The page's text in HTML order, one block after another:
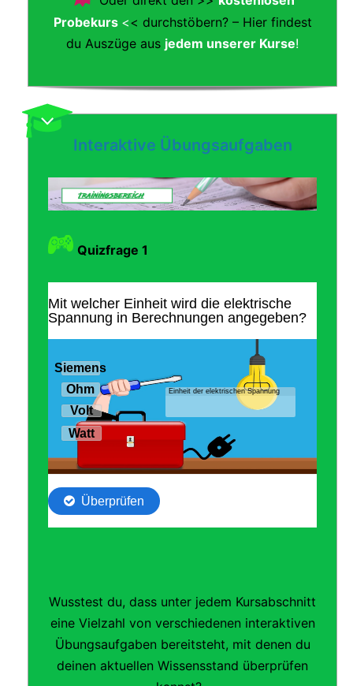
Probekurs << durchstöbern? – Hier findest
du Auszüge aus jedem unserer Kurse!
Interaktive Übungsaufgaben
Quizfrage 1
Wusstest du, dass unter jedem Kursabschnitt
eine Vielzahl von verschiedenen interaktiven
Übungsaufgaben bereitsteht, mit denen du
deinen aktuellen Wissensstand überprüfen